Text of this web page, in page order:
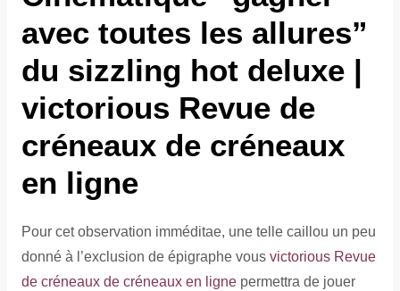
avec toutes les allures”
du sizzling hot deluxe |
victorious Revue de
créneaux de créneaux
en ligne
Pour cet observation imméditae, une telle caillou un peu
donné à l’exclusion de épigraphe vous victorious Revue
de créneaux de créneaux en lignepermettra de jouer